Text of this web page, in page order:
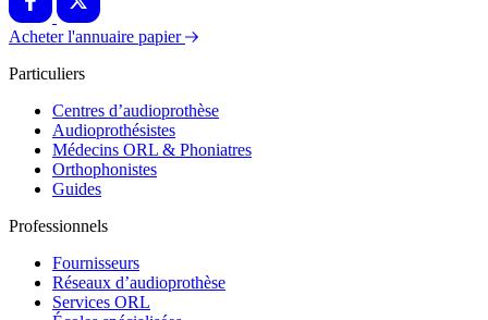
Acheter l'annuaire papier
Particuliers
Centres d’audioprothèse
Audioprothésistes
Médecins ORL & Phoniatres
Orthophonistes
Guides
Professionnels
Fournisseurs
Réseaux d’audioprothèse
Services ORL